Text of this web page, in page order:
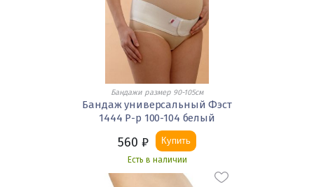
Бандажи размер 90-105см
Бандаж универсальный Фэст
1444 Р-р 100-104 белый
560 ₽ Купить
Есть в наличии